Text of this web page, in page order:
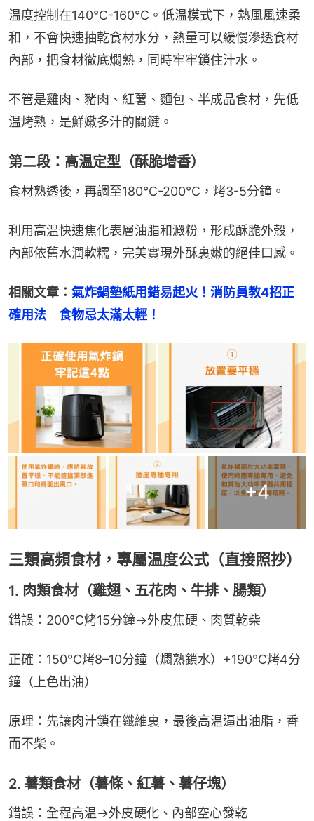
温度控制在140℃-160℃。低温模式下，熱風風速柔
和，不會快速抽乾食材水分，熱量可以緩慢滲透食材
內部，把食材徹底燜熟，同時牢牢鎖住汁水。
不管是雞肉、豬肉、紅薯、麵包、半成品食材，先低
温烤熟，是鮮嫩多汁的關鍵。
第二段：高温定型（酥脆增香）
食材熟透後，再調至180℃-200℃，烤3-5分鐘。
利用高温快速焦化表層油脂和澱粉，形成酥脆外殼，
內部依舊水潤軟糯，完美實現外酥裏嫩的絕佳口感。
相關文章： 氣炸鍋墊紙用錯易起火！消防員教4招正
確用法　食物忌太滿太輕！
+4
三類高頻食材，專屬温度公式（直接照抄）
1. 肉類食材（雞翅、五花肉、牛排、腸類）
錯誤：200℃烤15分鐘→外皮焦硬、肉質乾柴
正確：150℃烤8–10分鐘（燜熟鎖水）+190℃烤4分
鐘（上色出油）
原理：先讓肉汁鎖在纖維裏，最後高温逼出油脂，香
而不柴。
2. 薯類食材（薯條、紅薯、薯仔塊）
錯誤：全程高温→外皮硬化、內部空心發乾